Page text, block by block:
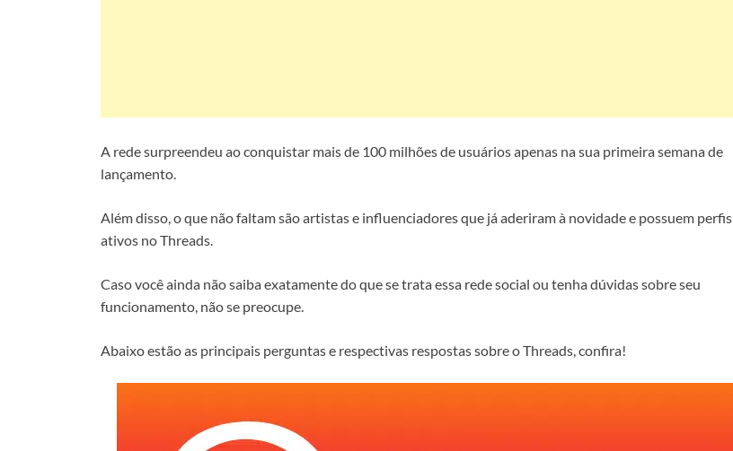
A rede surpreendeu ao conquistar mais de 100 milhões de usuários apenas na sua primeira semana de
lançamento.
Além disso, o que não faltam são artistas e influenciadores que já aderiram à novidade e possuem perfis
ativos no Threads.
Caso você ainda não saiba exatamente do que se trata essa rede social ou tenha dúvidas sobre seu
funcionamento, não se preocupe.
Abaixo estão as principais perguntas e respectivas respostas sobre o Threads, confira!